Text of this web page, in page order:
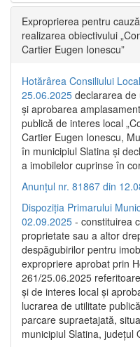
Exproprierea pentru
realizarea obiectivului
Cartier Eugen Ionescu”
Hotărârea Consiliului
25.06.2025 declararea de
și aprobarea
publică de interes local
Cartier Eugen Ionescu,
în municipiul Slatina și
a imobilelor cuprinse în
Anunțul nr. 81867 din
Dispoziția Primarului
02.09.2025 - constituirea
proprietate sau a altor
despăgubirilor pentru
expropriere aprobat prin
261/25.06.2025
și de interes local și
lucrarea de utilitate
parcare supraetajată,
municipiul Slatina, județul